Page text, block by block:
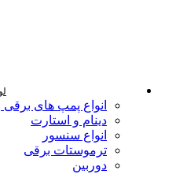
انواع پمپ های برقی
دینام و استارت
انواع سنسور
ترموستات برقی
دوربین